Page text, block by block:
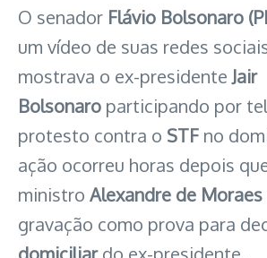
O senador Flávio Bolsonaro
um vídeo de suas redes
mostrava o ex-presidente Jair
Bolsonaro participando por
protesto contra o STF no
ação ocorreu horas depois
ministro Alexandre de Moraes
gravação como prova para